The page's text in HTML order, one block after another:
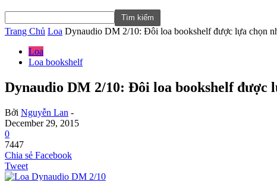
Trang Chủ Loa Dynaudio DM 2/10: Đôi loa bookshelf được lựa chọn
Loa
Loa bookshelf
Dynaudio DM 2/10: Đôi loa bookshelf được
Bởi Nguyễn Lan -
December 29, 2015
0
7447
Chia sẻ Facebook
Tweet